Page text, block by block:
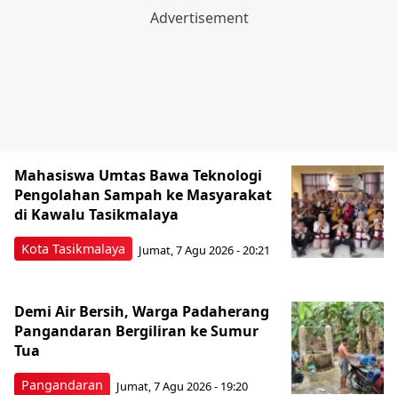
Kota Tasikmalaya
Mahasiswa Umtas Bawa Teknologi
Pengolahan Sampah ke Masyarakat
di Kawalu Tasikmalaya
Jumat, 7 Agu 2026 - 20:21
Pangandaran
Demi Air Bersih, Warga Padaherang
Pangandaran Bergiliran ke Sumur
Tua
Jumat, 7 Agu 2026 - 19:20